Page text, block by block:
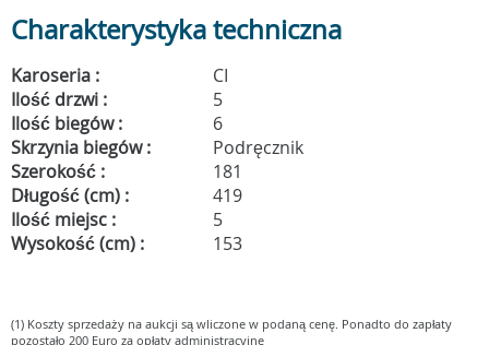
Charakterystyka techniczna
Karoseria :
CI
Ilość drzwi :
5
Ilość biegów :
6
Skrzynia biegów :
Podręcznik
Szerokość :
181
Długość (cm) :
419
Ilość miejsc :
5
Wysokość (cm) :
153
(1) Koszty sprzedaży na aukcji są wliczone w podaną cenę. Ponadto do zapłaty
pozostało 200 Euro za opłaty administracyjne